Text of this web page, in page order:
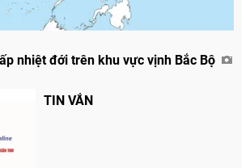
nhiệt đới trên khu vực vịnh Bắc Bộ
TIN VẮN